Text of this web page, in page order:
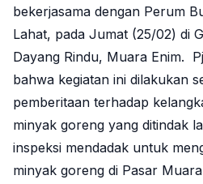
bekerjasama dengan Perum
Lahat, pada Jumat (25/02) di
Dayang Rindu, Muara Enim.
bahwa kegiatan ini dilakukan
pemberitaan terhadap
minyak goreng yang ditindak
inspeksi mendadak untuk
minyak goreng di Pasar